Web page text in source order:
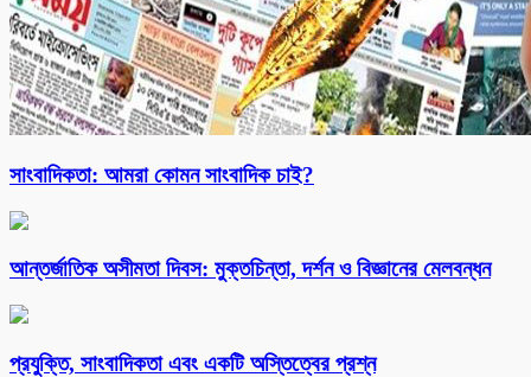
সাংবাদিকতা: আমরা কোমন সাংবাদিক চাই?
আন্তর্জাতিক অসীমতা দিবস: মুক্তচিন্তা, দর্শন ও বিজ্ঞানের মেলবন্ধন
প্রযুক্তি, সাংবাদিকতা এবং একটি অস্তিত্বের প্রশ্ন